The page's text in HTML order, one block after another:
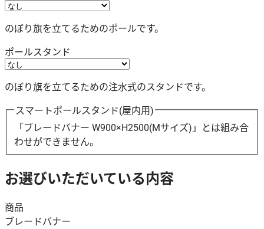
のぼり旗を立てるためのポールです。
ポールスタンド
のぼり旗を立てるための注水式のスタンドです。
スマートポールスタンド(屋内用)
「ブレードバナー W900×H2500(Mサイズ)」とは組み合
わせができません。
お選びいただいている内容
商品
ブレードバナー